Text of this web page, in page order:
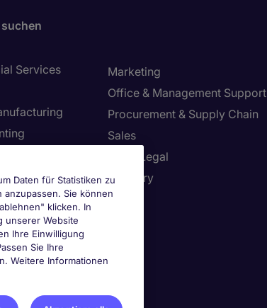
Services
Marketing
Office & Management Support
Procurement & Supply Chain
Sales
Tax & Legal
Treasury
Daten für Statistiken zu
Sie können
klicken. In
unserer Website
Ihre Einwilligung
Sie Ihre
Weitere Informationen